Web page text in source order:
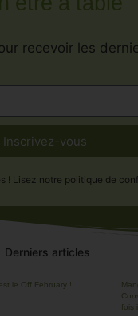
recevoir les
Inscrivez-vous
! Lisez notre politique de
Derniers articles
le Off February !
fois